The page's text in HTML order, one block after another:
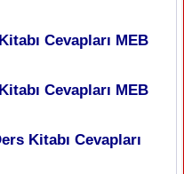
Cevapları MEB
Cevapları MEB
Kitabı Cevapları